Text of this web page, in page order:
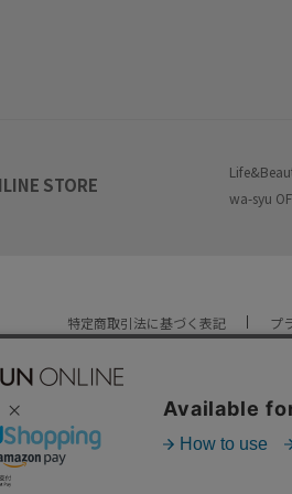
STORE
wa-syu
特定商取引法に基づく表記 プ